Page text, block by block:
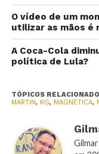
O vídeo de um
utilizar as mãos é
A Coca-Cola
política de Lula?
TÓPICOS
MARTIN, KG, MAGNÉTICA,